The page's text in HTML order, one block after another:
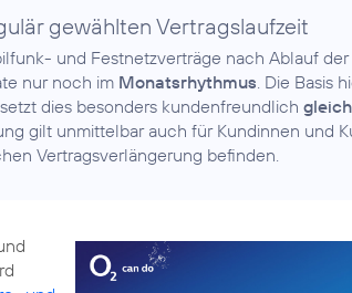
gewählten Vertragslaufzeit
und Festnetzverträge nach Ablauf
nur noch im Monatsrhythmus. Die Basis
setzt dies besonders kundenfreundlich
gilt unmittelbar auch für Kundinnen und